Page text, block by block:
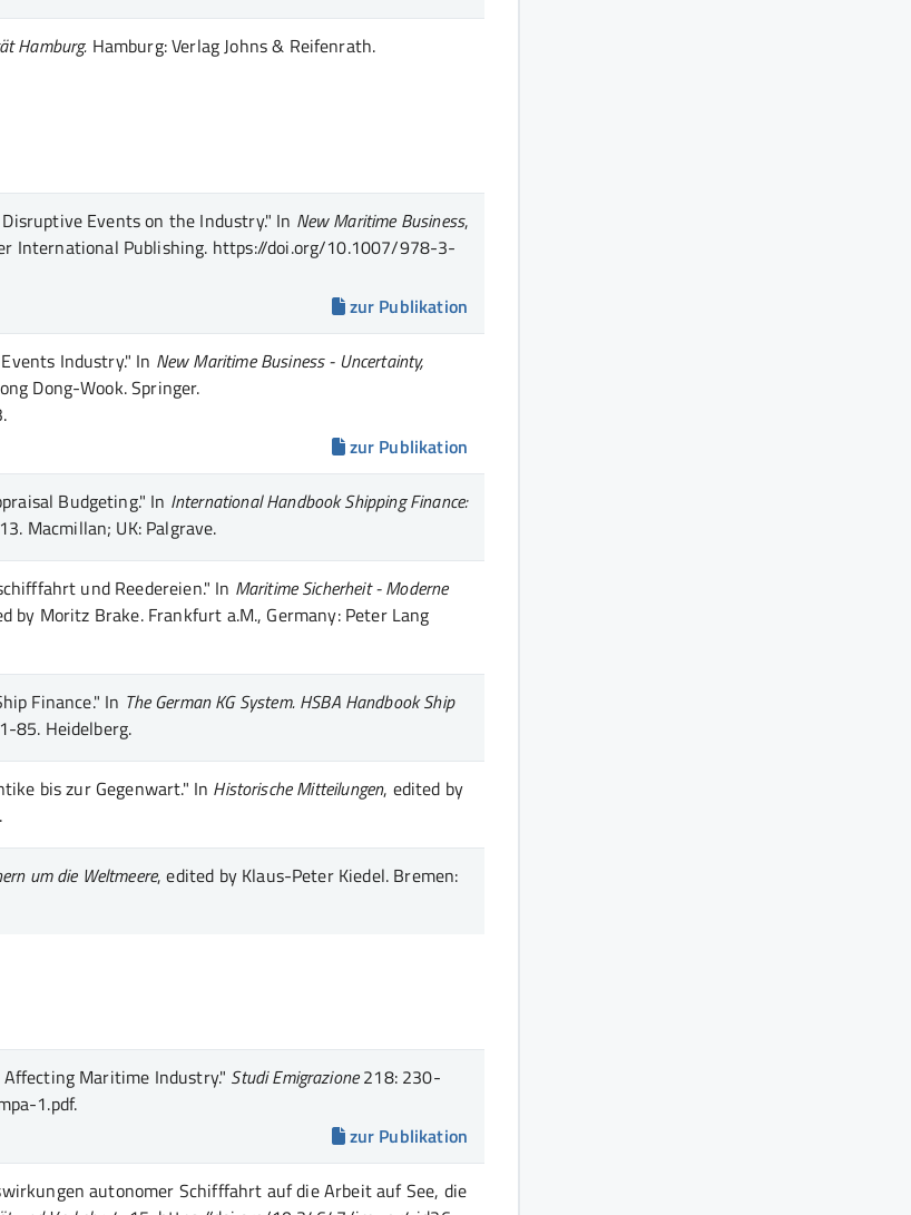
Hamburg. Hamburg: Verlag Johns & Reifenrath.
Events on the Industry." In New Maritime Business,
International Publishing. https://doi.org/10.1007/978-3-
zur Publikation
Industry." In New Maritime Business - Uncertainty,
Dong-Wook.Springer.
zur Publikation
Budgeting." In International Handbook Shipping Finance:
. Macmillan; UK: Palgrave.
und Reedereien." In Maritime Sicherheit - Moderne
by Moritz Brake. Frankfurt a.M., Germany: Peter Lang
Finance." In The German KG System. HSBA Handbook Ship
85. Heidelberg.
bis zur Gegenwart." In Historische Mitteilungen, edited by
.
um die Weltmeere, edited by Klaus-Peter Kiedel. Bremen:
Maritime Industry." Studi Emigrazione218: 230-
1.pdf.
zur Publikation
autonomer Schifffahrt auf die Arbeit auf See, die